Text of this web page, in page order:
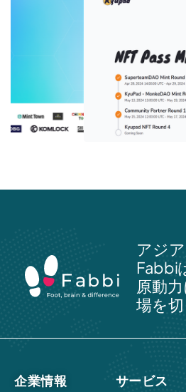
アジ
Fabbi
原動
場を切
企業情報 サービス